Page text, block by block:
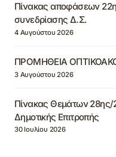
Πίνακας αποφάσεων
συνεδρίασης Δ.Σ.
4 Αυγούστου 2026
ΠΡΟΜΗΘΕΙΑ
3 Αυγούστου 2026
Πίνακας Θεμάτων
Δημοτικής Επιτροπής
30 Ιουλίου 2026